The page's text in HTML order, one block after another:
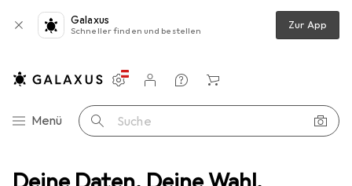
Galaxus
Schneller finden und bestellen Zur App
Navigation nach Kategorien
Menü Suche
Einstellungen
Kundenkonto
Vergleichslisten
Merklisten
Warenkorb
Bridges + Router Access Point Ubiquiti U7 Long-Range